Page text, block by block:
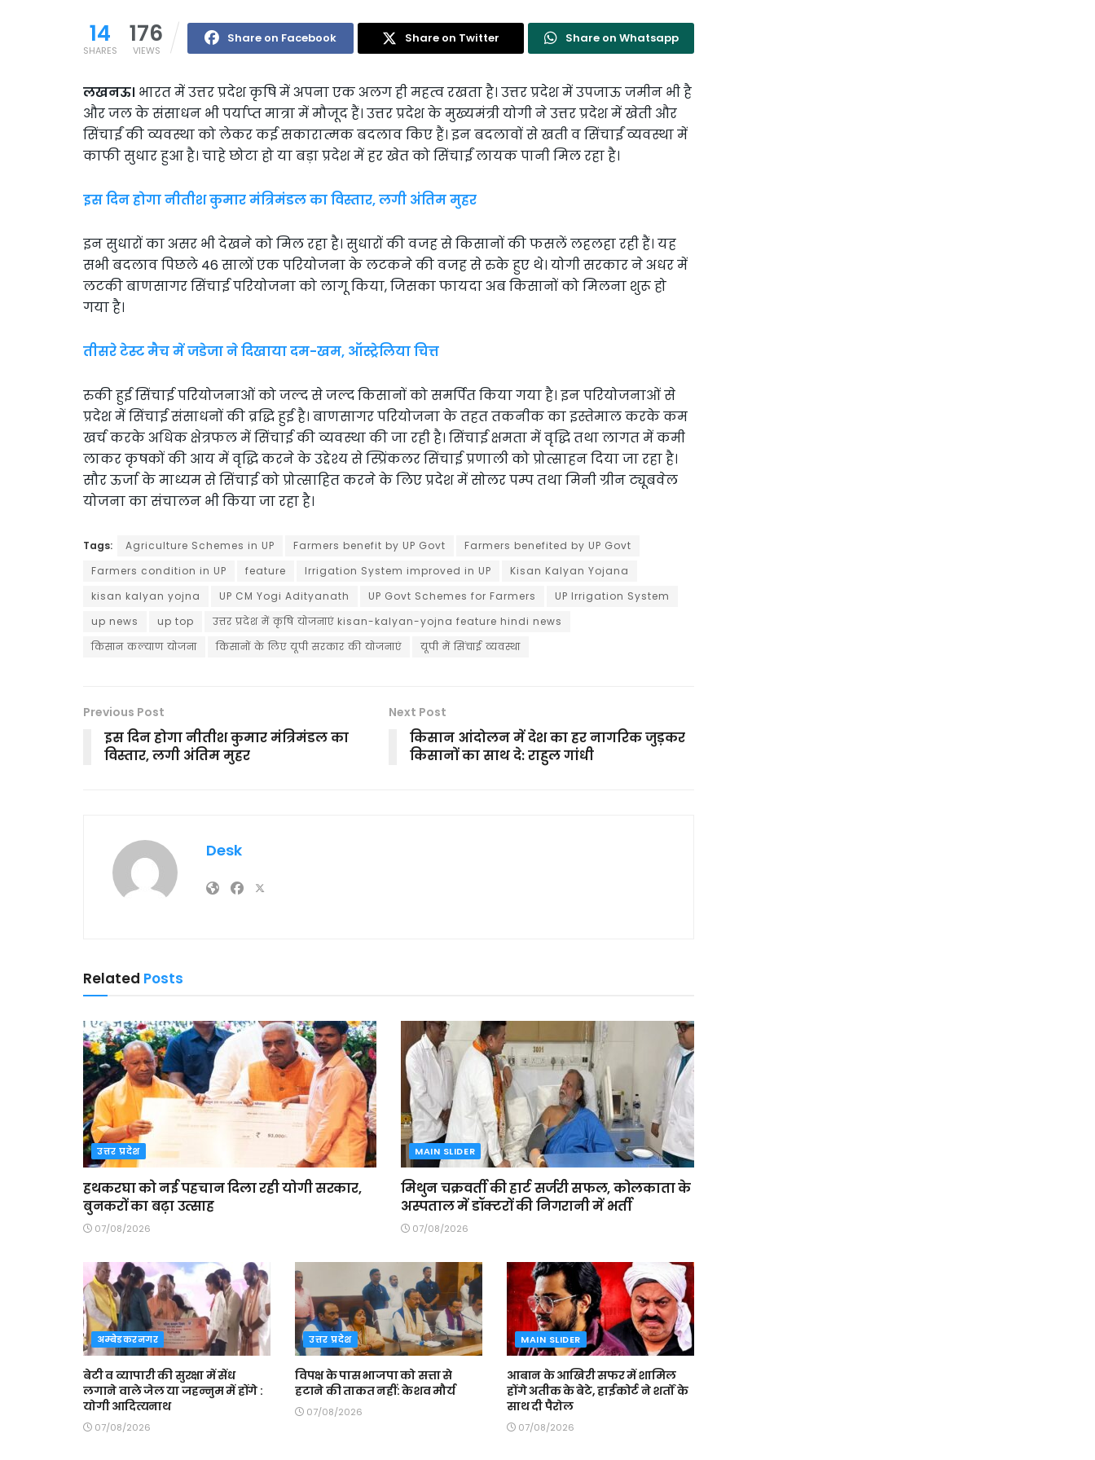
14
SHARES
176
VIEWS
Share on Facebook Share on Twitter Share on Whatsapp
लखनऊ। भारत में उत्तर प्रदेश कृषि में अपना एक अलग ही महत्व रखता है। उत्तर प्रदेश में उपजाऊ जमीन भी है
और जल के संसाधन भी पर्याप्त मात्रा में मौजूद हैं। उत्तर प्रदेश के मुख्यमंत्री योगी ने उत्तर प्रदेश में खेती और
सिंचाईं की व्यवस्था को लेकर कई सकारात्मक बदलाव किए हैं। इन बदलावों से खती व सिंचाईं व्यवस्था में
काफी सुधार हुआ है। चाहे छोटा हो या बड़ा प्रदेश में हर खेत को सिंचाईं लायक पानी मिल रहा है।
इस दिन होगा नीतीश कुमार मंत्रिमंडल का विस्तार, लगी अंतिम मुहर
इन सुधारों का असर भी देखने को मिल रहा है। सुधारों की वजह से किसानों की फसलें लहलहा रही हैं। यह
सभी बदलाव पिछले 46 सालों एक परियोजना के लटकने की वजह से रुके हुए थे। योगी सरकार ने अधर में
लटकी बाणसागर सिंचाई परियोजना को लागू किया, जिसका फायदा अब किसानों को मिलना शुरू हो
गया है।
तीसरे टेस्ट मैच में जडेजा ने दिखाया दम-खम, ऑस्ट्रेलिया चित्त
रुकी हुई सिंचाई परियोजनाओं को जल्द से जल्द किसानों को समर्पित किया गया है। इन परियोजनाओं से
प्रदेश में सिंचाई संसाधनों की व्रद्धि हुई है। बाणसागर परियोजना के तहत तकनीक का इस्तेमाल करके कम
खर्च करके अधिक क्षेत्रफल में सिंचाई की व्यवस्था की जा रही है। सिंचाई क्षमता में वृद्धि तथा लागत में कमी
लाकर कृषकों की आय में वृद्धि करने के उद्देश्य से स्प्रिंकलर सिंचाई प्रणाली को प्रोत्साहन दिया जा रहा है।
सौर ऊर्जा के माध्यम से सिंचाई को प्रोत्साहित करने के लिए प्रदेश में सोलर पम्प तथा मिनी ग्रीन ट्यूबवेल
योजना का संचालन भी किया जा रहा है।
Tags: Agriculture Schemes in UP Farmers benefit by UP Govt
Farmers benefited by UP Govt
Farmers condition in UP
feature Irrigation System improved in UP
Kisan Kalyan Yojana
kisan kalyan yojna
UP CM Yogi Adityanath UP Govt Schemes for Farmers
UP Irrigation System
up news
up top
उत्तर प्रदेश में कृषि योजनाएं kisan-kalyan-yojna feature hindi news
किसान कल्याण योजना
किसानों के लिए यूपी सरकार की योजनाएं यूपी में सिंचाई व्यवस्था
Previous Post
इस दिन होगा नीतीश कुमार मंत्रिमंडल का
विस्तार, लगी अंतिम मुहर
Next Post
किसान आंदोलन में देश का हर नागरिक जुड़कर
किसानों का साथ दे: राहुल गांधी
Desk
Related Posts
उत्तर प्रदेश
हथकरघा को नई पहचान दिला रही योगी सरकार,
बुनकरों का बढ़ा उत्साह
07/08/2026
MAIN SLIDER
मिथुन चक्रवर्ती की हार्ट सर्जरी सफल, कोलकाता के
अस्पताल में डॉक्टरों की निगरानी में भर्ती
07/08/2026
अम्बेडकरनगर
बेटी व व्यापारी की सुरक्षा में सेंध
लगाने वाले जेल या जहन्नुम में होंगे :
योगी आदित्यनाथ
07/08/2026
उत्तर प्रदेश
विपक्ष के पास भाजपा को सत्ता से
हटाने की ताकत नहीं: केशव मौर्य
07/08/2026
MAIN SLIDER
आबान के आखिरी सफर में शामिल
होंगे अतीक के बेटे, हाईकोर्ट ने शर्तों के
साथ दी पैरोल
07/08/2026